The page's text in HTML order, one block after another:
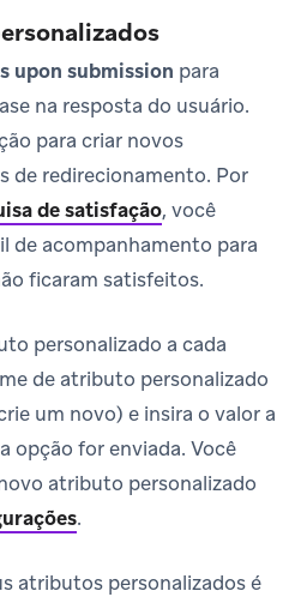
upon submission para
na resposta do usuário.
para criar novos
de redirecionamento. Por
de satisfação, você
de acompanhamento para
ficaram satisfeitos.
personalizado a cada
de atributo personalizado
um novo) e insira o valor a
opção for enviada. Você
atributo personalizado
.
atributos personalizados é